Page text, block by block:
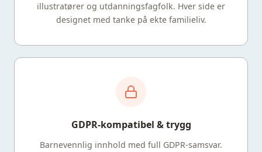
illustratører og utdanningsfagfolk. Hver side er
designet med tanke på ekte familieliv.
GDPR-kompatibel & trygg
Barnevennlig innhold med full GDPR-samsvar.